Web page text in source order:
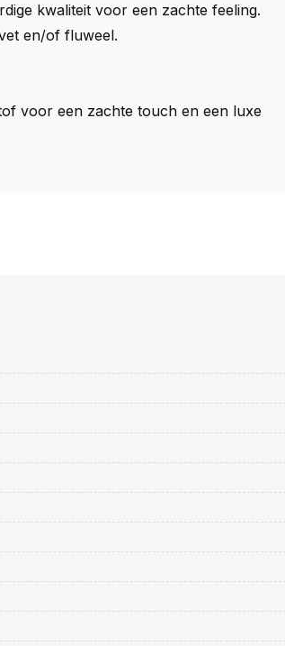
kwaliteit voor een zachte feeling.
en/of fluweel.
voor een zachte touch en een luxe